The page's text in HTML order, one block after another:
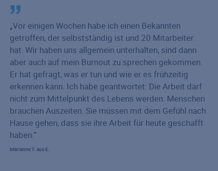
Vor einigen Wochen habe ich einen Bekannten
getroffen, der selbstständig ist und 20 Mitarbeiter
hat. Wir haben uns allgemein unterhalten, sind dann
aber auch auf mein Burnout zu sprechen gekommen.
Er hat gefragt, was er tun und wie er es frühzeitig
erkennen kann. Ich habe geantwortet: Die Arbeit darf
nicht zum Mittelpunkt des Lebens werden. Menschen
brauchen Auszeiten. Sie müssen mit dem Gefühl nach
Hause gehen, dass sie ihre Arbeit für heute geschafft
haben.
Marianne T. aus E.